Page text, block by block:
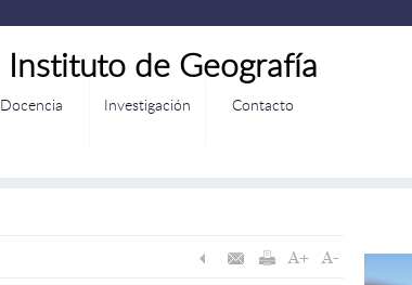
Instituto de Geografía
Docencia Investigación Contacto